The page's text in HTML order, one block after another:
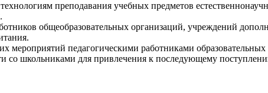
преподавания учебных предметов
общеобразовательных организаций, учреждений
мероприятий педагогическими работниками
со школьниками для привлечения к последующему